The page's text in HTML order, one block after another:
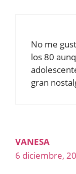
No me
los 80
gran
VANESA
6 diciembre,